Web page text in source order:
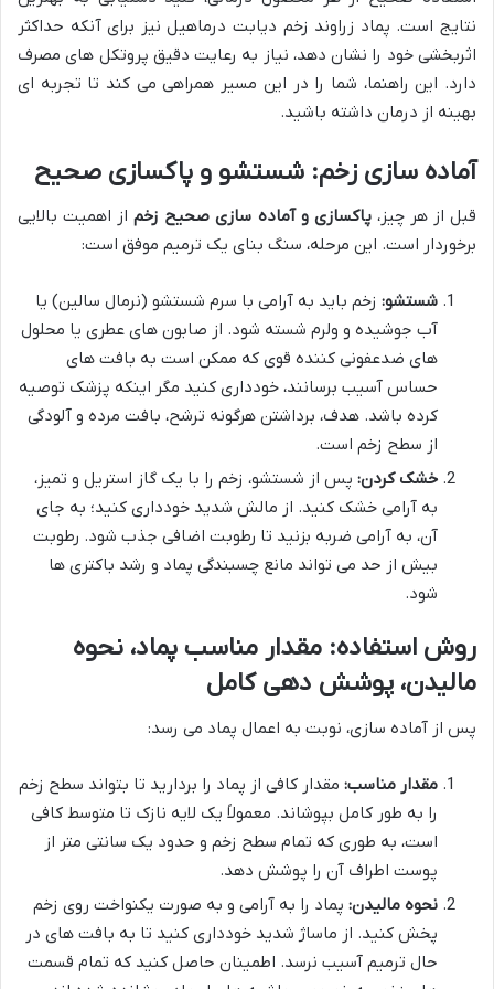
نتایج است. پماد زراوند زخم دیابت درماهیل نیز برای آنکه حداکثر
اثربخشی خود را نشان دهد، نیاز به رعایت دقیق پروتکل های مصرف
دارد. این راهنما، شما را در این مسیر همراهی می کند تا تجربه ای
بهینه از درمان داشته باشید.
آماده سازی زخم: شستشو و پاکسازی صحیح
قبل از هر چیز،پاکسازی و آماده سازی صحیح زخماز اهمیت بالایی
برخوردار است. این مرحله، سنگ بنای یک ترمیم موفق است:
شستشو: زخم باید به آرامی با سرم شستشو (نرمال سالین) یا
آب جوشیده و ولرم شسته شود. از صابون های عطری یا محلول
های ضدعفونی کننده قوی که ممکن است به بافت های
حساس آسیب برسانند، خودداری کنید مگر اینکه پزشک توصیه
کرده باشد. هدف، برداشتن هرگونه ترشح، بافت مرده و آلودگی
از سطح زخم است.
خشک کردن: پس از شستشو، زخم را با یک گاز استریل و تمیز،
به آرامی خشک کنید. از مالش شدید خودداری کنید؛ به جای
آن، به آرامی ضربه بزنید تا رطوبت اضافی جذب شود. رطوبت
بیش از حد می تواند مانع چسبندگی پماد و رشد باکتری ها
شود.
روش استفاده: مقدار مناسب پماد، نحوه
مالیدن، پوشش دهی کامل
پس از آماده سازی، نوبت به اعمال پماد می رسد:
مقدار مناسب: مقدار کافی از پماد را بردارید تا بتواند سطح زخم
را به طور کامل بپوشاند. معمولاً یک لایه نازک تا متوسط کافی
است، به طوری که تمام سطح زخم و حدود یک سانتی متر از
پوست اطراف آن را پوشش دهد.
نحوه مالیدن: پماد را به آرامی و به صورت یکنواخت روی زخم
پخش کنید. از ماساژ شدید خودداری کنید تا به بافت های در
حال ترمیم آسیب نرسد. اطمینان حاصل کنید که تمام قسمت